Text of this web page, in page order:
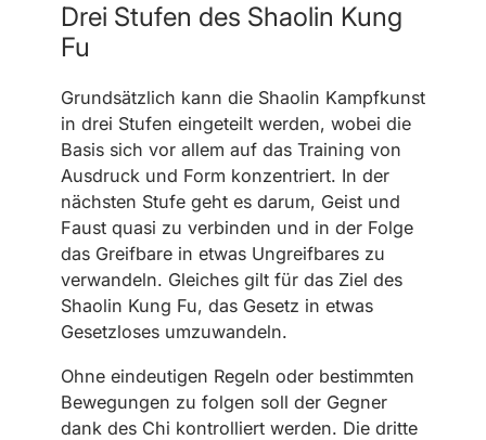
Drei Stufen des Shaolin Kung
Fu
Grundsätzlich kann die Shaolin Kampfkunst
in drei Stufen eingeteilt werden, wobei die
Basis sich vor allem auf das Training von
Ausdruck und Form konzentriert. In der
nächsten Stufe geht es darum, Geist und
Faust quasi zu verbinden und in der Folge
das Greifbare in etwas Ungreifbares zu
verwandeln. Gleiches gilt für das Ziel des
Shaolin Kung Fu, das Gesetz in etwas
Gesetzloses umzuwandeln.
Ohne eindeutigen Regeln oder bestimmten
Bewegungen zu folgen soll der Gegner
dank des Chi kontrolliert werden. Die dritte